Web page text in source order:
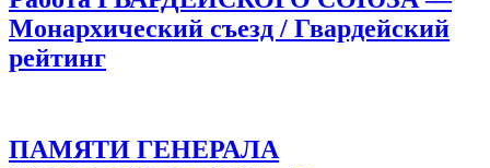
Монархический съезд / Гвардейский
рейтинг
ПАМЯТИ ГЕНЕРАЛА